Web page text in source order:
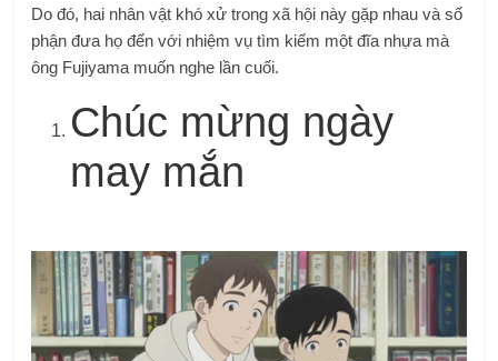
Do đó, hai nhân vật khó xử trong xã hội này gặp nhau và số
phận đưa họ đến với nhiệm vụ tìm kiếm một đĩa nhựa mà
ông Fujiyama muốn nghe lần cuối.
Chúc mừng ngày
may mắn